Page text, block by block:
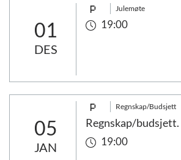
01
DES
Julemøte
19:00
05
JAN
Regnskap/Budsjett
Regnskap/budsjett.
19:00